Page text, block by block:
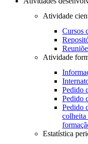
Atividade
Cursos
Atividade
Pedido
Pedido
Pedido
colheita
Estatística